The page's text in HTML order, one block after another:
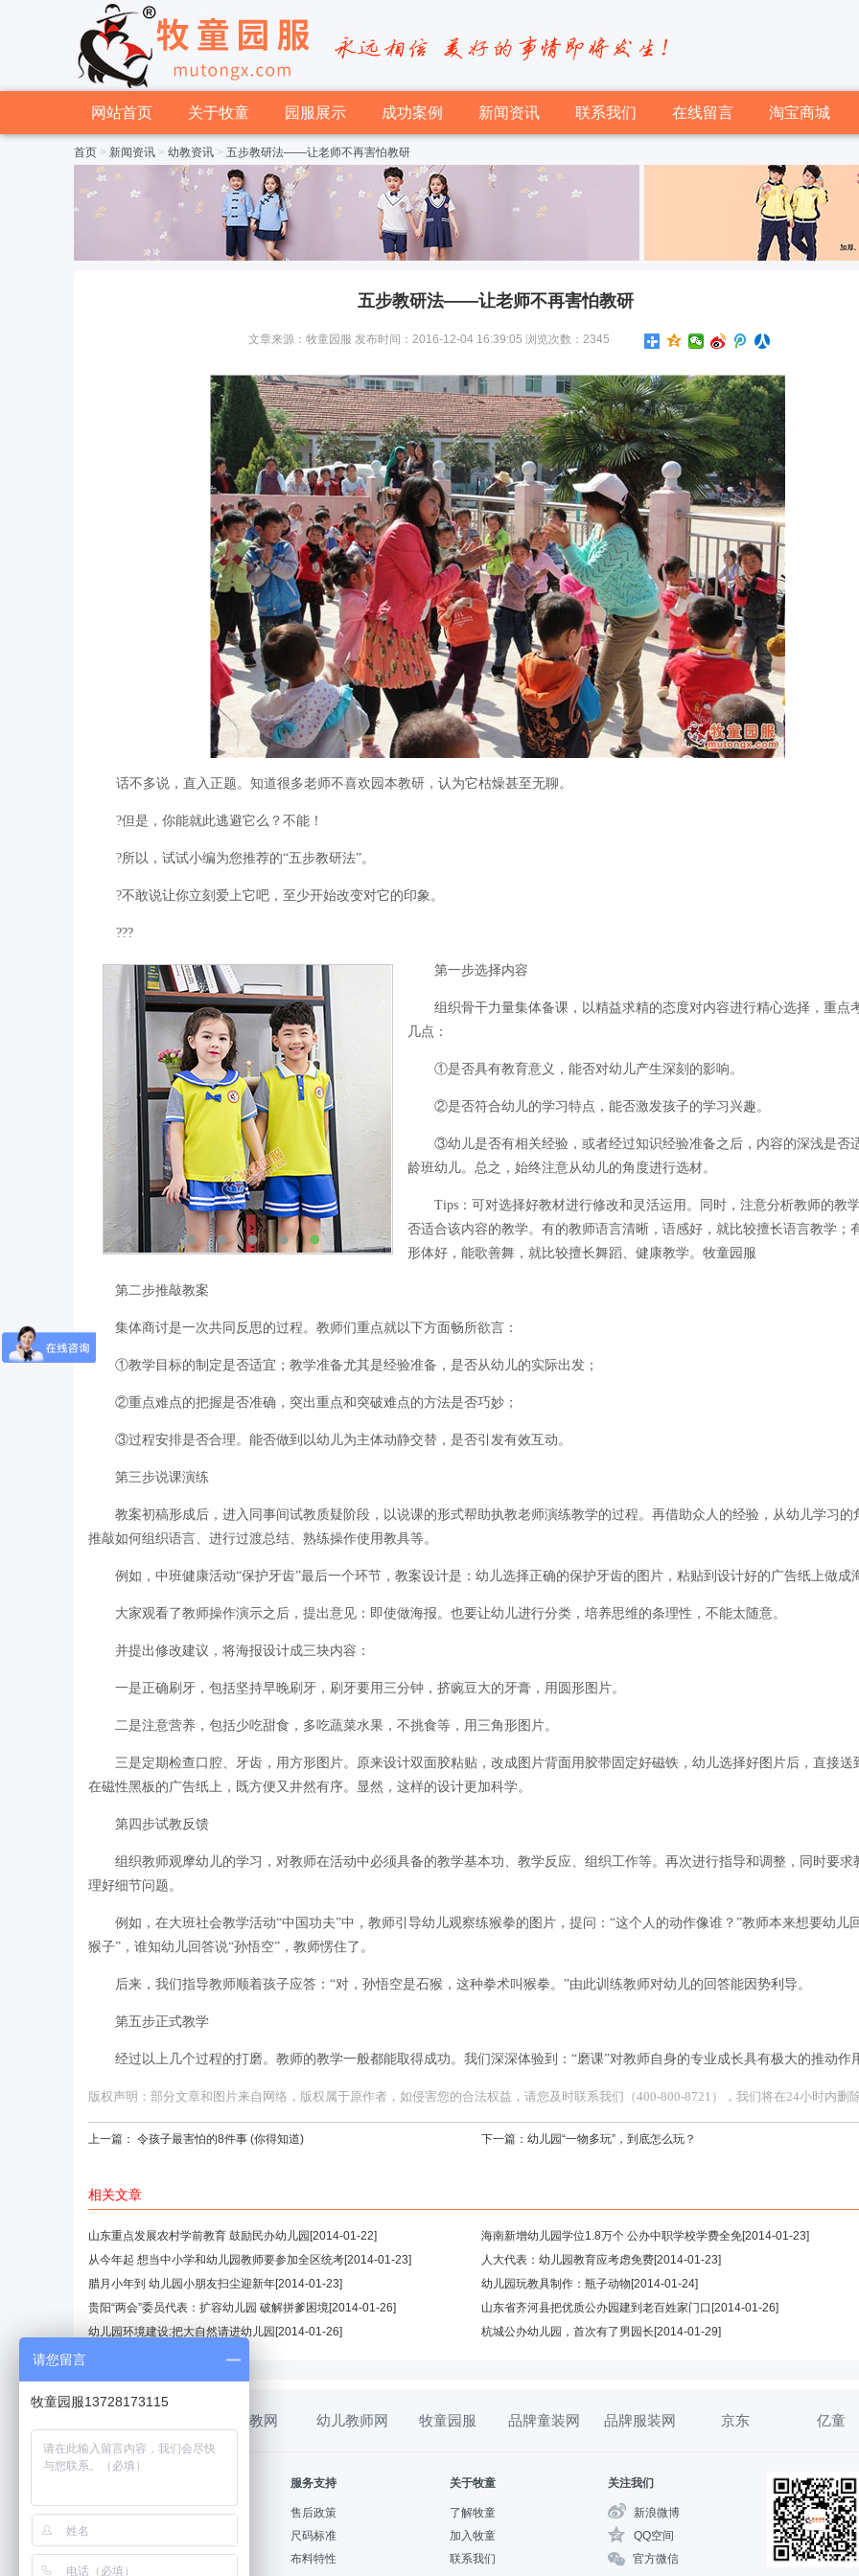
网站首页 关于牧童 园服展示 成功案例 新闻资讯 联系我们 在线留言 淘宝商城
首页 > 新闻资讯 > 幼教资讯 > 五步教研法——让老师不再害怕教研
五步教研法——让老师不再害怕教研
文章来源：牧童园服 发布时间：2016-12-04 16:39:05 浏览次数：2345
话不多说，直入正题。知道很多老师不喜欢园本教研，认为它枯燥甚至无聊。
?但是，你能就此逃避它么？不能！
?所以，试试小编为您推荐的“五步教研法”。
?不敢说让你立刻爱上它吧，至少开始改变对它的印象。
???
第一步选择内容
组织骨干力量集体备课，以精益求精的态度对内容进行精心选择，重点
几点：
①是否具有教育意义，能否对幼儿产生深刻的影响。
②是否符合幼儿的学习特点，能否激发孩子的学习兴趣。
③幼儿是否有相关经验，或者经过知识经验准备之后，内容的深浅是否
龄班幼儿。总之，始终注意从幼儿的角度进行选材。
Tips：可对选择好教材进行修改和灵活运用。同时，注意分析教师的教
否适合该内容的教学。有的教师语言清晰，语感好，就比较擅长语言教学；
形体好，能歌善舞，就比较擅长舞蹈、健康教学。牧童园服
第二步推敲教案
集体商讨是一次共同反思的过程。教师们重点就以下方面畅所欲言：
①教学目标的制定是否适宜；教学准备尤其是经验准备，是否从幼儿的实际出发；
②重点难点的把握是否准确，突出重点和突破难点的方法是否巧妙；
③过程安排是否合理。能否做到以幼儿为主体动静交替，是否引发有效互动。
第三步说课演练
教案初稿形成后，进入同事间试教质疑阶段，以说课的形式帮助执教老师演练教学的过程。再借助众人的经验，从幼儿学习的
推敲如何组织语言、进行过渡总结、熟练操作使用教具等。
例如，中班健康活动“保护牙齿”最后一个环节，教案设计是：幼儿选择正确的保护牙齿的图片，粘贴到设计好的广告纸上做成
大家观看了教师操作演示之后，提出意见：即使做海报。也要让幼儿进行分类，培养思维的条理性，不能太随意。
并提出修改建议，将海报设计成三块内容：
一是正确刷牙，包括坚持早晚刷牙，刷牙要用三分钟，挤豌豆大的牙膏，用圆形图片。
二是注意营养，包括少吃甜食，多吃蔬菜水果，不挑食等，用三角形图片。
三是定期检查口腔、牙齿，用方形图片。原来设计双面胶粘贴，改成图片背面用胶带固定好磁铁，幼儿选择好图片后，直接送
在磁性黑板的广告纸上，既方便又井然有序。显然，这样的设计更加科学。
第四步试教反馈
组织教师观摩幼儿的学习，对教师在活动中必须具备的教学基本功、教学反应、组织工作等。再次进行指导和调整，同时要求
理好细节问题。
例如，在大班社会教学活动“中国功夫”中，教师引导幼儿观察练猴拳的图片，提问：“这个人的动作像谁？”教师本来想要幼儿
猴子”，谁知幼儿回答说“孙悟空”，教师愣住了。
后来，我们指导教师顺着孩子应答：“对，孙悟空是石猴，这种拳术叫猴拳。”由此训练教师对幼儿的回答能因势利导。
第五步正式教学
经过以上几个过程的打磨。教师的教学一般都能取得成功。我们深深体验到：“磨课”对教师自身的专业成长具有极大的推动作
版权声明：部分文章和图片来自网络，版权属于原作者，如侵害您的合法权益，请您及时联系我们（400-800-8721），我们将在24小时内删除
上一篇： 令孩子最害怕的8件事 (你得知道) 下一篇： 幼儿园“一物多玩”，到底怎么玩？
相关文章
山东重点发展农村学前教育 鼓励民办幼儿园 [2014-01-22] 海南新增幼儿园学位1.8万个 公办中职学校学费全免[2014-01-23]
从今年起 想当中小学和幼儿园教师要参加全区统考[2014-01-23] 人大代表：幼儿园教育应考虑免费[2014-01-23]
腊月小年到 幼儿园小朋友扫尘迎新年[2014-01-23] 幼儿园玩教具制作：瓶子动物 [2014-01-24]
贵阳“两会”委员代表：扩容幼儿园 破解拼爹困境[2014-01-26] 山东省齐河县把优质公办园建到老百姓家门口 [2014-01-26]
幼儿园环境建设:把大自然请进幼儿园 [2014-01-26] 杭城公办幼儿园，首次有了男园长 [2014-01-29]
幼教网 幼儿教师网 牧童园服 品牌童装网 品牌服装网 京东 亿童
购物指南
配送方式
服务支持
售后政策
尺码标准
布料特性
关于牧童
了解牧童
加入牧童
联系我们
关注我们
新浪微博
QQ空间
官方微信
请您留言
牧童园服13728173115